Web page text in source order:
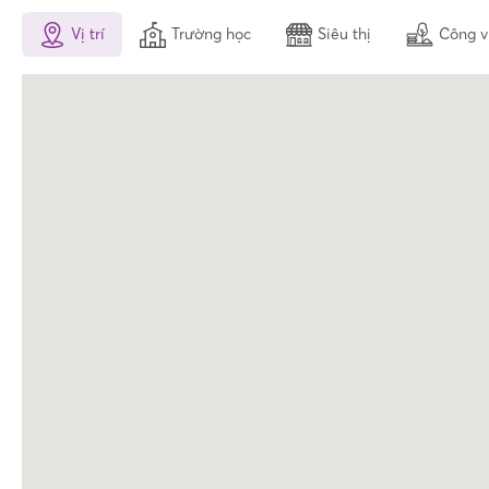
Vị trí Trường học Siêu thị Công